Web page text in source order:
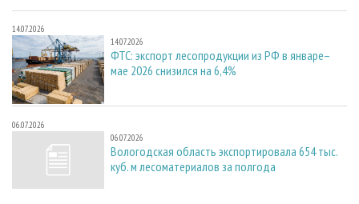
14.07.2026
14.07.2026
ФТС: экспорт лесопродукции из РФ в январе–
мае 2026 снизился на 6,4%
06.07.2026
06.07.2026
Вологодская область экспортировала 654 тыс.
куб. м лесоматериалов за полгода